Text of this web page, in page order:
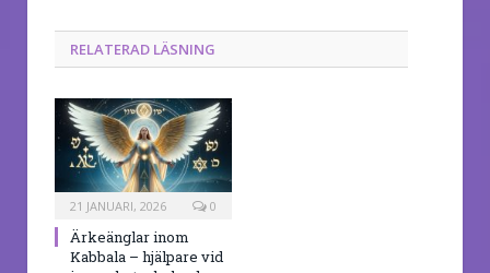
RELATERAD LÄSNING
21 JANUARI, 2026 0
Ärkeänglar inom
Kabbala – hjälpare vid